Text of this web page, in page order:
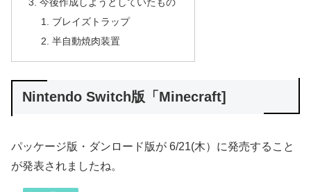
クモトラップ
スケルトントラップ
カーペット無限製造
自動釣り機
今後作成しようとしていたもの
ブレイズトラップ